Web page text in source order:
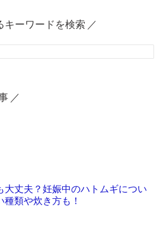
キーワードを検索 ／
／
大丈夫？妊娠中のハトムギについ
類や炊き方も！